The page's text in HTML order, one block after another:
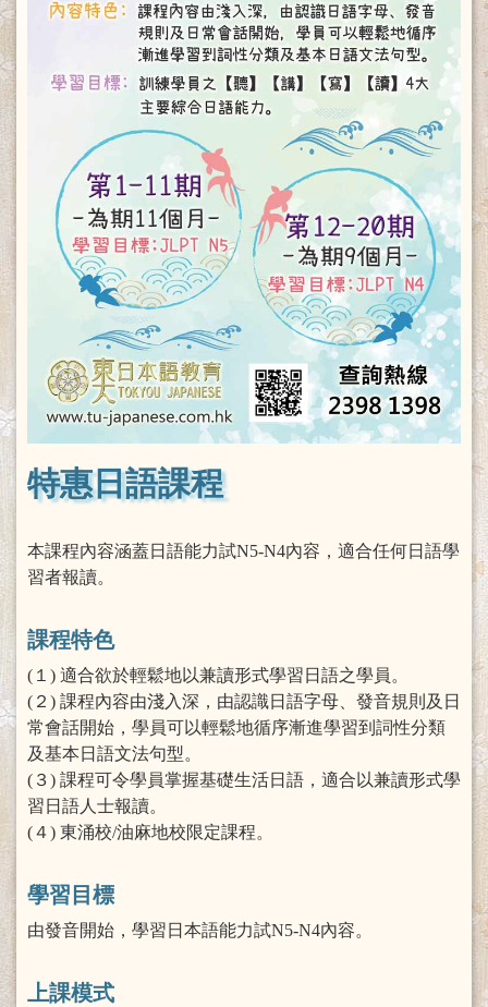
特惠日語課程
本課程內容涵蓋日語能力試N5-N4內容，適合任何日語學
習者報讀。
課程特色
(１) 適合欲於輕鬆地以兼讀形式學習日語之學員。
(２) 課程內容由淺入深，由認識日語字母、發音規則及日
常會話開始，學員可以輕鬆地循序漸進學習到詞性分類
及基本日語文法句型。
(３) 課程可令學員掌握基礎生活日語，適合以兼讀形式學
習日語人士報讀。
(４) 東涌校/油麻地校限定課程。
學習目標
由發音開始，學習日本語能力試N5-N4內容。
上課模式